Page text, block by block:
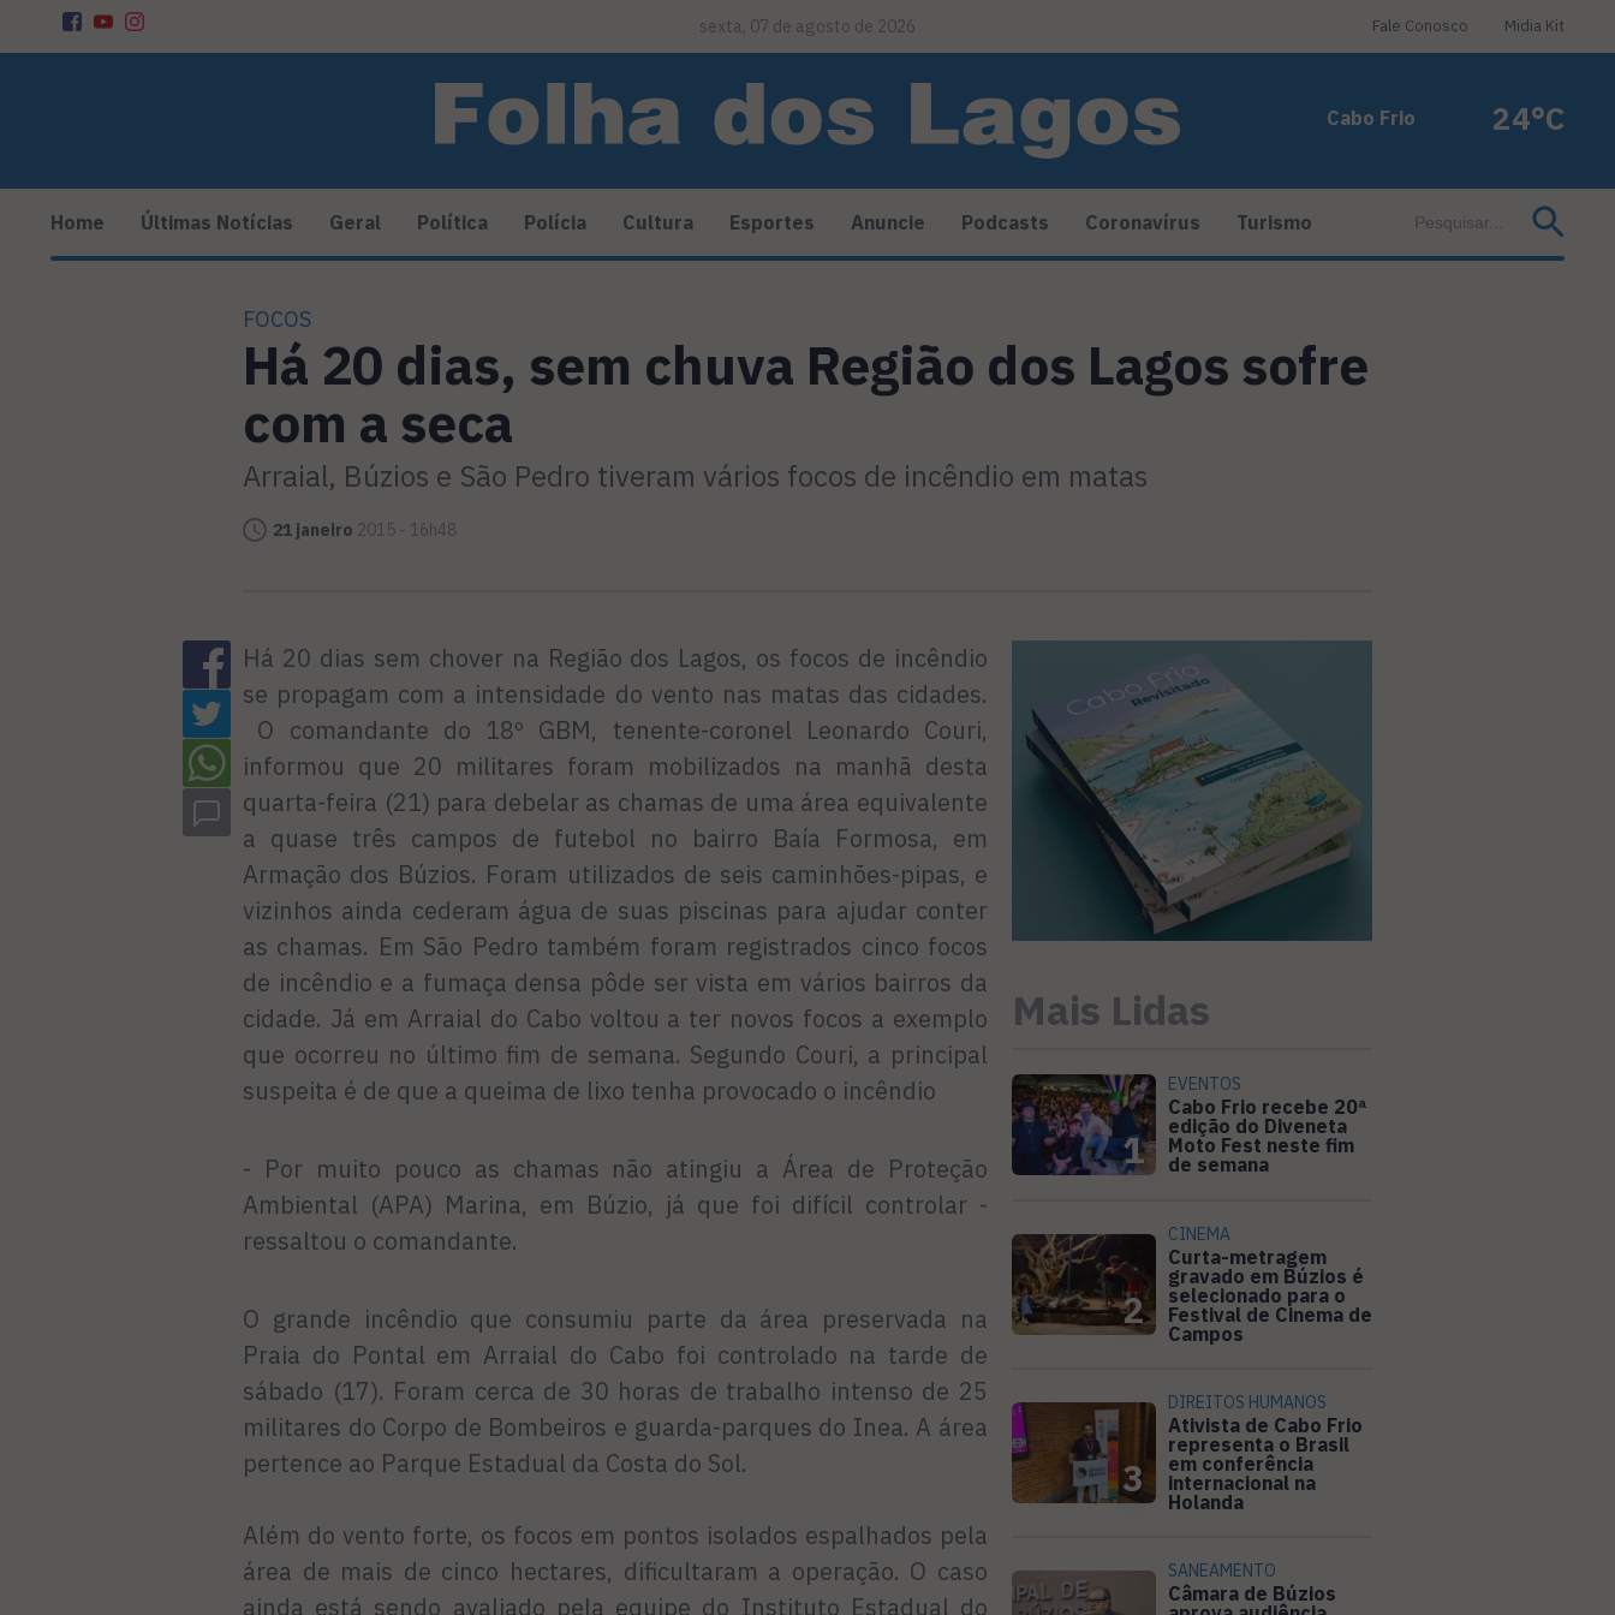
sexta, 07 de agosto de 2026 Fale Conosco Midia Kit
Cabo Frio 24°C
Home Últimas Notícias Geral Política Polícia Cultura Esportes Anuncie Podcasts Coronavírus Turismo
FOCOS
Há 20 dias, sem chuva Região dos Lagos sofre
com a seca
Arraial, Búzios e São Pedro tiveram vários focos de incêndio em matas
21 janeiro 2015 - 16h48
Há 20 dias sem chover na Região dos Lagos, os focos de incêndio
se propagam com a intensidade do vento nas matas das cidades.
O comandante do 18º GBM, tenente-coronel Leonardo Couri,
informou que 20 militares foram mobilizados na manhã desta
quarta-feira (21) para debelar as chamas de uma área equivalente
a quase três campos de futebol no bairro Baía Formosa, em
Armação dos Búzios. Foram utilizados de seis caminhões-pipas, e
vizinhos ainda cederam água de suas piscinas para ajudar conter
as chamas. Em São Pedro também foram registrados cinco focos
de incêndio e a fumaça densa pôde ser vista em vários bairros da
cidade. Já em Arraial do Cabo voltou a ter novos focos a exemplo
que ocorreu no último fim de semana. Segundo Couri, a principal
suspeita é de que a queima de lixo tenha provocado o incêndio
- Por muito pouco as chamas não atingiu a Área de Proteção
Ambiental (APA) Marina, em Búzio, já que foi difícil controlar -
ressaltou o comandante.
O grande incêndio que consumiu parte da área preservada na
Praia do Pontal em Arraial do Cabo foi controlado na tarde de
sábado (17). Foram cerca de 30 horas de trabalho intenso de 25
militares do Corpo de Bombeiros e guarda-parques do Inea. A área
pertence ao Parque Estadual da Costa do Sol.
Além do vento forte, os focos em pontos isolados espalhados pela
área de mais de cinco hectares, dificultaram a operação. O caso
ainda está sendo avaliado pela equipe do Instituto Estadual do
Mais Lidas
1
EVENTOS
Cabo Frio recebe 20ª
edição do Diveneta
Moto Fest neste fim
de semana
2
CINEMA
Curta-metragem
gravado em Búzios é
selecionado para o
Festival de Cinema de
Campos
3
DIREITOS HUMANOS
Ativista de Cabo Frio
representa o Brasil
em conferência
internacional na
Holanda
SANEAMENTO
Câmara de Búzios